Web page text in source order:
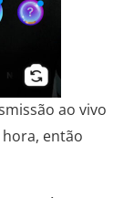
ao vivo
então